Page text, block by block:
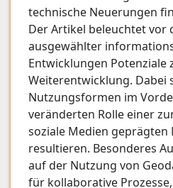
technische Neuerungen
Der Artikel beleuchtet vor
ausgewählter
Entwicklungen Potenziale
Weiterentwicklung. Dabei
Nutzungsformen im
veränderten Rolle einer
soziale Medien
resultieren. Besonderes
auf der Nutzung von
für kollaborative